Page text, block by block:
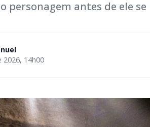
personagem antes de ele
2026, 14h00